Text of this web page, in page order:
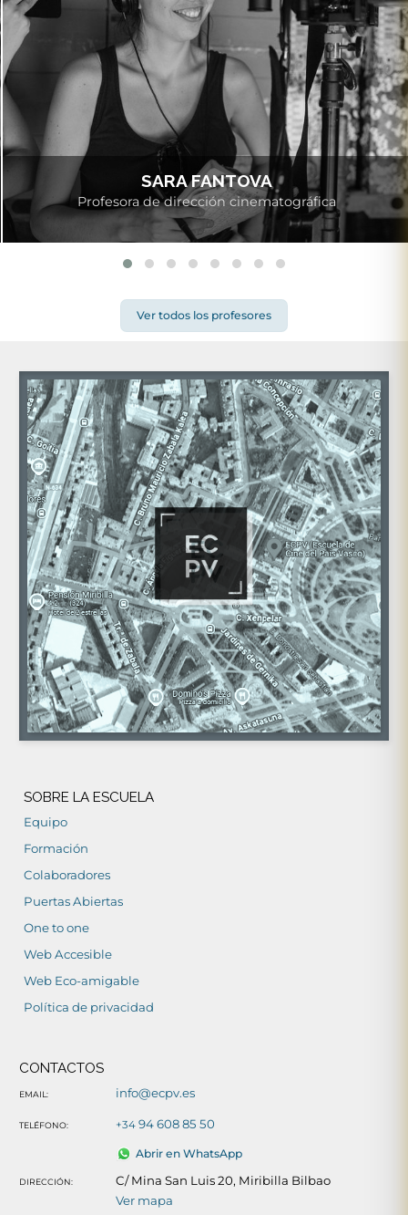
SARA FANTOVA
Profesora de dirección cinematográfica
Ver todos los profesores
SOBRE LA ESCUELA
Equipo
Formación
Colaboradores
Puertas Abiertas
One to one
Web Accesible
Web Eco-amigable
Política de privacidad
CONTACTOS
EMAIL: info@ecpv.es
TELÉFONO: +3494 608 85 50
Abrir en WhatsApp
DIRECCIÓN:
C/ Mina San Luis 20, Miribilla Bilbao
Ver mapa